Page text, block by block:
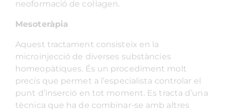
neoformació de col·lagen.
Mesoteràpia
Aquest tractament consisteix en la
microinjecció de diverses substàncies
homeopàtiques. És un procediment molt
precís que permet a l’especialista controlar el
punt d’inserció en tot moment. Es tracta d’una
tècnica que ha de combinar-se amb altres